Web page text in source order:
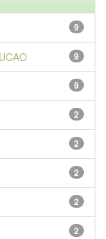
9
9
9
2
2
2
2
2